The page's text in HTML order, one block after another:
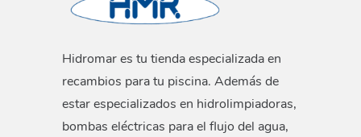
Hidromar es tu tienda especializada en
recambios para tu piscina. Además de
estar especializados en hidrolimpiadoras,
bombas eléctricas para el flujo del agua,